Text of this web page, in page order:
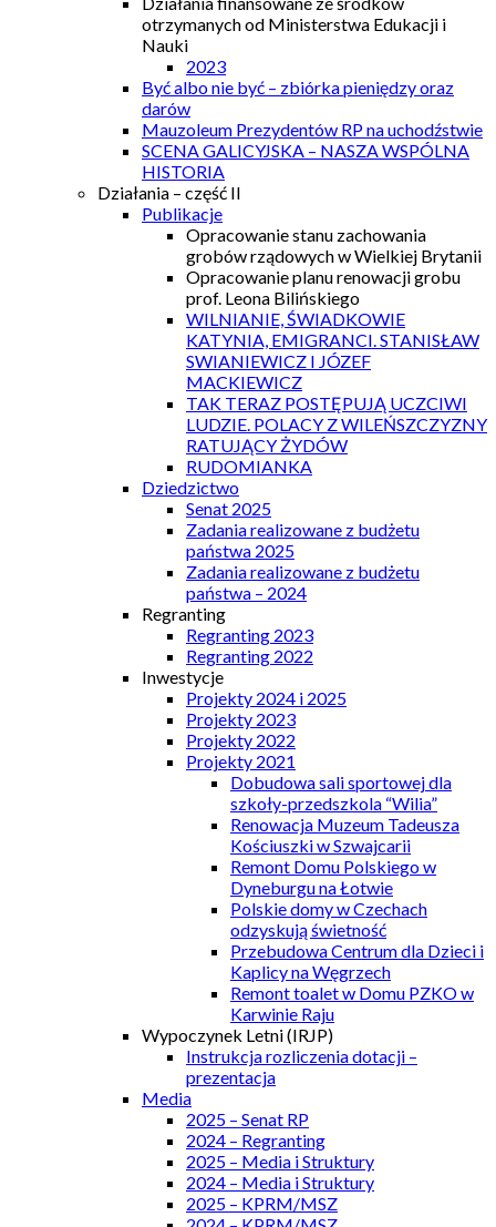
otrzymanych od Ministerstwa Edukacji i
Nauki
2023
Być albo nie być – zbiórka pieniędzy oraz
darów
Mauzoleum Prezydentów RP na uchodźstwie
SCENA GALICYJSKA – NASZA WSPÓLNA
HISTORIA
Działania – część II
Publikacje
Opracowanie stanu zachowania
grobów rządowych w Wielkiej Brytanii
Opracowanie planu renowacji grobu
prof. Leona Bilińskiego
WILNIANIE, ŚWIADKOWIE
KATYNIA, EMIGRANCI. STANISŁAW
SWIANIEWICZ I JÓZEF
MACKIEWICZ
TAK TERAZ POSTĘPUJĄ UCZCIWI
LUDZIE. POLACY Z WILEŃSZCZYZNY
RATUJĄCY ŻYDÓW
RUDOMIANKA
Dziedzictwo
Senat 2025
Zadania realizowane z budżetu
państwa 2025
Zadania realizowane z budżetu
państwa – 2024
Regranting
Regranting 2023
Regranting 2022
Inwestycje
Projekty 2024 i 2025
Projekty 2023
Projekty 2022
Projekty 2021
Dobudowa sali sportowej dla
szkoły-przedszkola “Wilia”
Renowacja Muzeum Tadeusza
Kościuszki w Szwajcarii
Remont Domu Polskiego w
Dyneburgu na Łotwie
Polskie domy w Czechach
odzyskują świetność
Przebudowa Centrum dla Dzieci i
Kaplicy na Węgrzech
Remont toalet w Domu PZKO w
Karwinie Raju
Wypoczynek Letni (IRJP)
Instrukcja rozliczenia dotacji –
prezentacja
Media
2025 – Senat RP
2024 – Regranting
2025 – Media i Struktury
2024 – Media i Struktury
2025 – KPRM/MSZ